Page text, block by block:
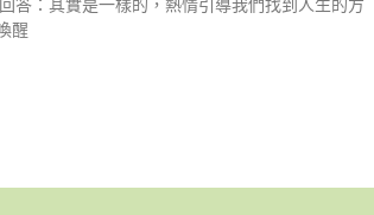
答：其實是一樣的，熱情引導我們找到人生的方
醒